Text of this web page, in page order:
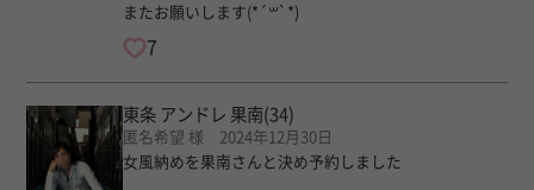
またお願いします(*´꒳`*)
7
東条 アンドレ 果南(34)
匿名希望 様 2024年12月30日
女風納めを果南さんと決め予約しました